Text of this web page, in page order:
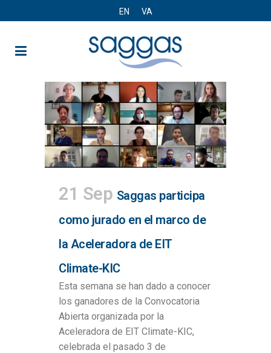
EN VA
21 Sep Saggas participa
como jurado en el marco de
la Aceleradora de EIT
Climate-KIC
Esta semana se han dado a conocer
los ganadores de la Convocatoria
Abierta organizada por la
Aceleradora de EIT Climate-KIC,
celebrada el pasado 3 de